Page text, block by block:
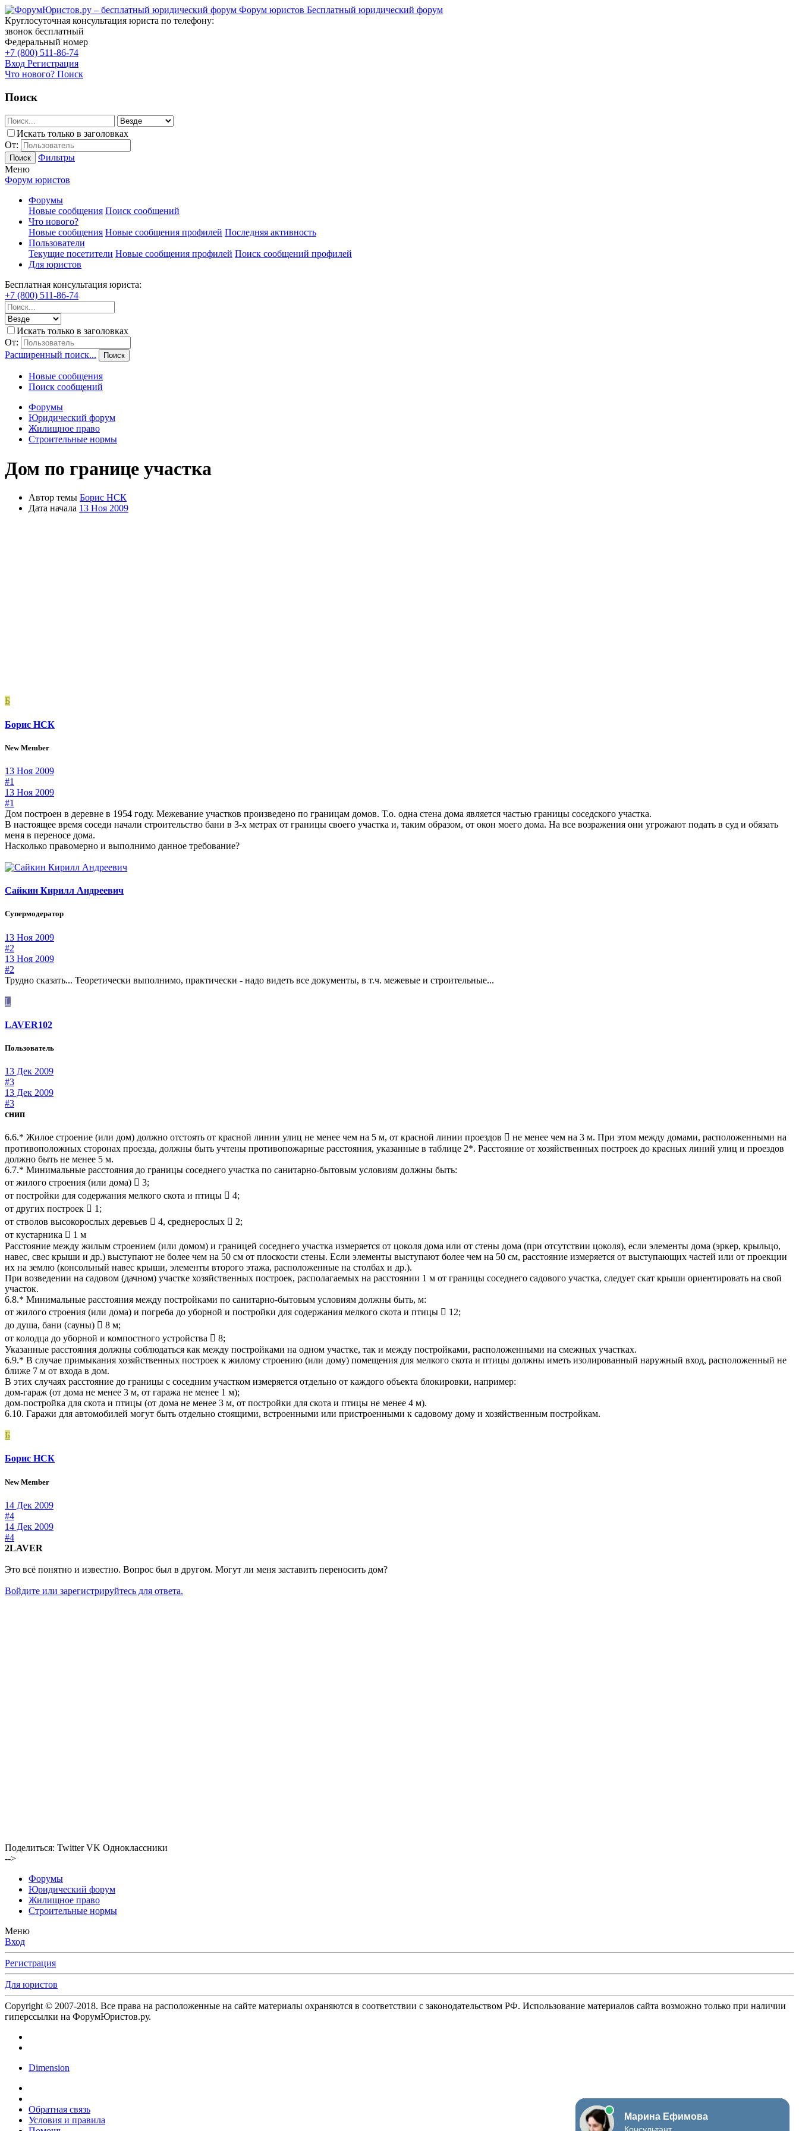
Форум юристов Бесплатный юридический форум
Круглосуточная консультация юриста по телефону:
звонок бесплатный
Федеральный номер
+7 (800) 511-86-74
Вход Регистрация
Что нового? Поиск
Поиск
Искать только в заголовках
От:
Поиск
Фильтры
Меню
Форум юристов
Форумы
Новые сообщения Поиск сообщений
Что нового?
Новые сообщения Новые сообщения профилей Последняя активность
Пользователи
Текущие посетители Новые сообщения профилей Поиск сообщений профилей
Для юристов
Бесплатная консультация юриста:
+7 (800) 511-86-74
Искать только в заголовках
От:
Расширенный поиск...
Поиск
Новые сообщения
Поиск сообщений
Форумы
Юридический форум
Жилищное право
Строительные нормы
Дом по границе участка
Автор темы Борис НСК
Дата начала 13 Ноя 2009
Б
Борис НСК
New Member
13 Ноя 2009
#1
13 Ноя 2009
#1
Дом построен в деревне в 1954 году. Межевание участков произведено по границам домов. Т.о. одна стена дома является частью границы соседского участка.
В настоящее время соседи начали строительство бани в 3-х метрах от границы своего участка и, таким образом, от окон моего дома. На все возражения они угрожают подать в суд и обязать
меня в переносе дома.
Насколько правомерно и выполнимо данное требование?
Сайкин Кирилл Андреевич
Супермодератор
13 Ноя 2009
#2
13 Ноя 2009
#2
Трудно сказать... Теоретически выполнимо, практически - надо видеть все документы, в т.ч. межевые и строительные...
L
LAVER102
Пользователь
13 Дек 2009
#3
13 Дек 2009
#3
снип
6.6.* Жилое строение (или дом) должно отстоять от красной линии улиц не менее чем на 5 м, от красной линии проездов  не менее чем на 3 м. При этом между домами, расположенными на
противоположных сторонах проезда, должны быть учтены противопожарные расстояния, указанные в таблице 2*. Расстояние от хозяйственных построек до красных линий улиц и проездов
должно быть не менее 5 м.
6.7.* Минимальные расстояния до границы соседнего участка по санитарно-бытовым условиям должны быть:
от жилого строения (или дома)  3;
от постройки для содержания мелкого скота и птицы  4;
от других построек  1;
от стволов высокорослых деревьев  4, среднерослых  2;
от кустарника  1 м
Расстояние между жилым строением (или домом) и границей соседнего участка измеряется от цоколя дома или от стены дома (при отсутствии цоколя), если элементы дома (эркер, крыльцо,
навес, свес крыши и др.) выступают не более чем на 50 см от плоскости стены. Если элементы выступают более чем на 50 см, расстояние измеряется от выступающих частей или от проекции
их на землю (консольный навес крыши, элементы второго этажа, расположенные на столбах и др.).
При возведении на садовом (дачном) участке хозяйственных построек, располагаемых на расстоянии 1 м от границы соседнего садового участка, следует скат крыши ориентировать на свой
участок.
6.8.* Минимальные расстояния между постройками по санитарно-бытовым условиям должны быть, м:
от жилого строения (или дома) и погреба до уборной и постройки для содержания мелкого скота и птицы  12;
до душа, бани (сауны)  8 м;
от колодца до уборной и компостного устройства  8;
Указанные расстояния должны соблюдаться как между постройками на одном участке, так и между постройками, расположенными на смежных участках.
6.9.* В случае примыкания хозяйственных построек к жилому строению (или дому) помещения для мелкого скота и птицы должны иметь изолированный наружный вход, расположенный не
ближе 7 м от входа в дом.
В этих случаях расстояние до границы с соседним участком измеряется отдельно от каждого объекта блокировки, например:
дом-гараж (от дома не менее 3 м, от гаража не менее 1 м);
дом-постройка для скота и птицы (от дома не менее 3 м, от постройки для скота и птицы не менее 4 м).
6.10. Гаражи для автомобилей могут быть отдельно стоящими, встроенными или пристроенными к садовому дому и хозяйственным постройкам.
Б
Борис НСК
New Member
14 Дек 2009
#4
14 Дек 2009
#4
2LAVER
Это всё понятно и известно. Вопрос был в другом. Могут ли меня заставить переносить дом?
Войдите или зарегистрируйтесь для ответа.
Поделиться: Twitter VK Одноклассники
-->
Форумы
Юридический форум
Жилищное право
Строительные нормы
Меню
Вход
Регистрация
Для юристов
Copyright © 2007-2018. Все права на расположенные на сайте материалы охраняются в соответствии с законодательством РФ. Использование материалов сайта возможно только при наличии
гиперссылки на ФорумЮристов.ру.
Dimension
Обратная связь
Условия и правила